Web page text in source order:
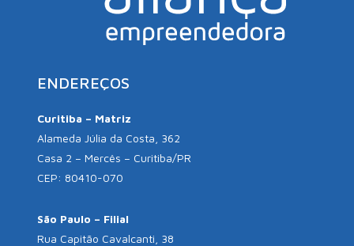
ENDEREÇOS
Curitiba – Matriz
Alameda Júlia da Costa, 362
Casa 2 – Mercês – Curitiba/PR
CEP: 80410-070
São Paulo – Filial
Rua Capitão Cavalcanti, 38